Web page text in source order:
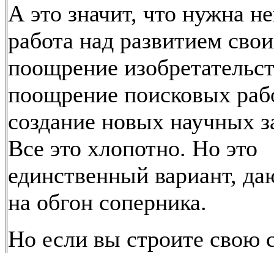
А это значит, что нужна
работа над развитием
поощрение
поощрение поисковых
создание новых научных
Все это хлопотно. Но это
единственный вариант,
на обгон соперника.
Но если вы строите свою